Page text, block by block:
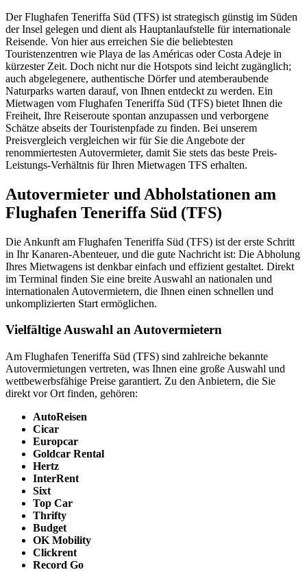
Der Flughafen Teneriffa Süd (TFS) ist strategisch günstig im Süden
der Insel gelegen und dient als Hauptanlaufstelle für internationale
Reisende. Von hier aus erreichen Sie die beliebtesten
Touristenzentren wie Playa de las Américas oder Costa Adeje in
kürzester Zeit. Doch nicht nur die Hotspots sind leicht zugänglich;
auch abgelegenere, authentische Dörfer und atemberaubende
Naturparks warten darauf, von Ihnen entdeckt zu werden. Ein
Mietwagen vom Flughafen Teneriffa Süd (TFS) bietet Ihnen die
Freiheit, Ihre Reiseroute spontan anzupassen und verborgene
Schätze abseits der Touristenpfade zu finden. Bei unserem
Preisvergleich vergleichen wir für Sie die Angebote der
renommiertesten Autovermieter, damit Sie stets das beste Preis-
Leistungs-Verhältnis für Ihren Mietwagen TFS erhalten.
Autovermieter und Abholstationen am
Flughafen Teneriffa Süd (TFS)
Die Ankunft am Flughafen Teneriffa Süd (TFS) ist der erste Schritt
in Ihr Kanaren-Abenteuer, und die gute Nachricht ist: Die Abholung
Ihres Mietwagens ist denkbar einfach und effizient gestaltet. Direkt
im Terminal finden Sie eine breite Auswahl an nationalen und
internationalen Autovermietern, die Ihnen einen schnellen und
unkomplizierten Start ermöglichen.
Vielfältige Auswahl an Autovermietern
Am Flughafen Teneriffa Süd (TFS) sind zahlreiche bekannte
Autovermietungen vertreten, was Ihnen eine große Auswahl und
wettbewerbsfähige Preise garantiert. Zu den Anbietern, die Sie
direkt vor Ort finden, gehören:
AutoReisen
Cicar
Europcar
Goldcar Rental
Hertz
InterRent
Sixt
Top Car
Thrifty
Budget
OK Mobility
Clickrent
Record Go